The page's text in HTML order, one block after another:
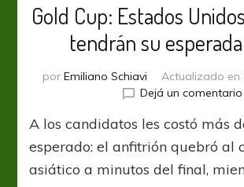
Gold Cup: Estados
tendrán su
por Emiliano Schiavi Actualizado en
Dejá un comentario
A los candidatos les costó más
esperado: el anfitrión quebró al
asiático a minutos del final,